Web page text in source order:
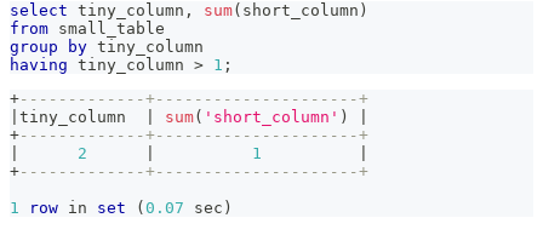
select tiny_column , sum( short_column )
from small_table
group
by tiny_column
having tiny_column > 1 ;
+-------------+---------------------+
tiny_column sum( 'short_column' )
+-------------+---------------------+
2 1
+-------------+---------------------+
1
row in set ( 0.07 sec )